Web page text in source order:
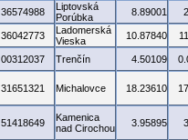
36574988
Liptovská
Porúbka
8.89001
36042773
Ladomerská
Vieska
10.87840
00312037 Trenčín 4.50109
31651321 Michalovce 18.23610
51418649
Kamenica
nad Cirochou
3.95895